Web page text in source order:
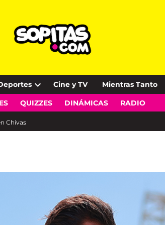
Open
dropdown
Cine y TV Mientras Tanto
QUIZZES DINÁMICAS RADIO
Chivas